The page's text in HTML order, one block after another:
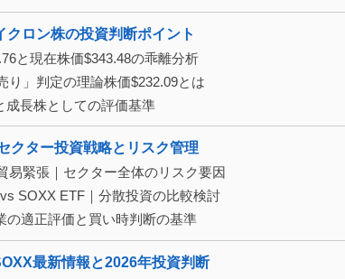
クロン株の投資判断ポイント
と現在株価$343.48の乖離分析
り」判定の理論株価$232.09とは
成長株としての評価基準
クター投資戦略とリスク管理
易緊張｜セクター全体のリスク要因
SOXX ETF｜分散投資の比較検討
の適正評価と買い時判断の基準
最新情報と2026年投資判断